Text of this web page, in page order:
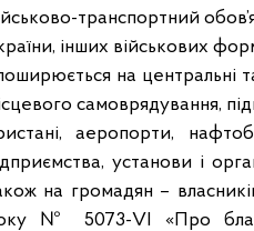
транспортний
інших військових
на центральні
самоврядування,
аеропорти,
установи і
на громадян –
№ 5073-VI «Про